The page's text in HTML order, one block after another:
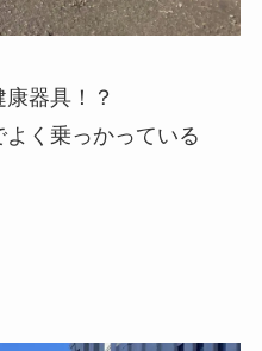
器具！？
く乗っかっている